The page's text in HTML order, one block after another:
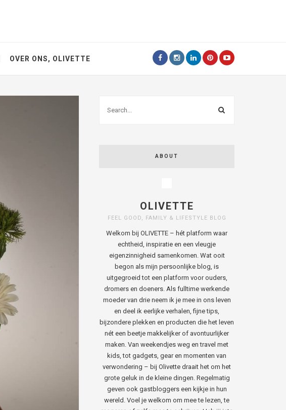
OVER ONS, OLIVETTE
ABOUT
OLIVETTE
FEEL GOOD, FAMILY & LIFESTYLE BLOG
Welkom bij OLIVETTE – hét platform waar
echtheid, inspiratie en een vleugje
eigenzinnigheid samenkomen. Wat ooit
begon als mijn persoonlijke blog, is
uitgegroeid tot een platform voor ouders,
dromers en doeners. Als fulltime werkende
moeder van drie neem ik je mee in ons leven
en deel ik eerlijke verhalen, fijne tips,
bijzondere plekken en producten die het leven
nét een beetje makkelijker of avontuurlijker
maken. Van weekendjes weg en travel met
kids, tot gadgets, gear en momenten van
verwondering – bij Olivette draait het om het
grote geluk in de kleine dingen. Regelmatig
geven ook gastbloggers een kijkje in hun
wereld. Voel je welkom om mee te lezen, te